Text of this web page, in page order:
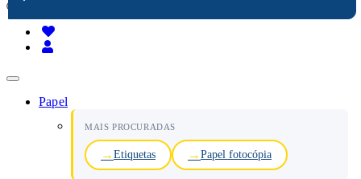
(chamada rede fixa nacional)
Papel
MAIS PROCURADAS
Etiquetas Papel fotocópia